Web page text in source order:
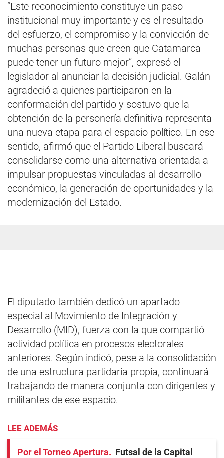
“Este reconocimiento constituye un paso
institucional muy importante y es el resultado
del esfuerzo, el compromiso y la convicción de
muchas personas que creen que Catamarca
puede tener un futuro mejor”, expresó el
legislador al anunciar la decisión judicial. Galán
agradeció a quienes participaron en la
conformación del partido y sostuvo que la
obtención de la personería definitiva representa
una nueva etapa para el espacio político. En ese
sentido, afirmó que el Partido Liberal buscará
consolidarse como una alternativa orientada a
impulsar propuestas vinculadas al desarrollo
económico, la generación de oportunidades y la
modernización del Estado.
El diputado también dedicó un apartado
especial al Movimiento de Integración y
Desarrollo (MID), fuerza con la que compartió
actividad política en procesos electorales
anteriores. Según indicó, pese a la consolidación
de una estructura partidaria propia, continuará
trabajando de manera conjunta con dirigentes y
militantes de ese espacio.
LEE ADEMÁS
Por el Torneo Apertura
Futsal de la Capital